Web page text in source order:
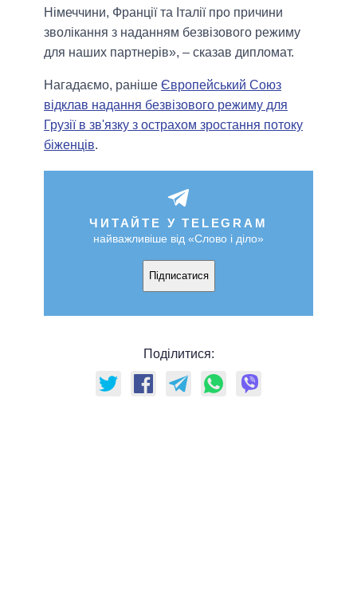
Німеччини, Франції та Італії про причини
зволікання з наданням безвізового режиму
для наших партнерів», – сказав дипломат.
Нагадаємо, раніше Європейський Союз
відклав надання безвізового режиму для
Грузії в зв'язку з острахом зростання потоку
біженців.
ЧИТАЙТЕ У TELEGRAM
найважливіше від «Слово і діло»
Підписатися
Поділитися: